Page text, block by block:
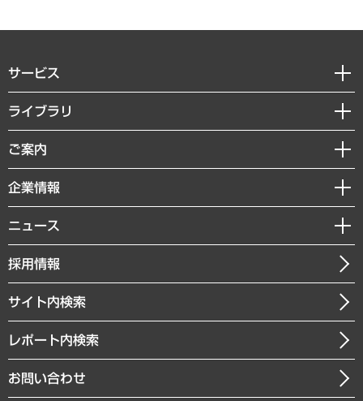
サービス
経営戦略
組織・人事戦略
デジタルイノベーション
共生・ダイバーシティ
GRC（ガバナンス・リスク・コンプライアンス）・防災（政策）
経済・産業・雇用・労働
まちづくり・観光・交通・スポーツ・スマートシティ
自然資源・農林水産業・食料システム
ライブラリ
経済調査
レポート
コラム
経営用語集
受託・受注実績（官公庁関連）
メディア掲載・出演
ご案内
セミナー・イベント情報
MUFGビジネスセミナー
受託案件情報
企業情報
私たちの想い
社長メッセージ
会社概要
沿革
組織図・本部部室紹介
インドネシア現地法人
ニュース
ニュースリリース
お知らせ
採用情報
サイト内検索
レポート内検索
お問い合わせ